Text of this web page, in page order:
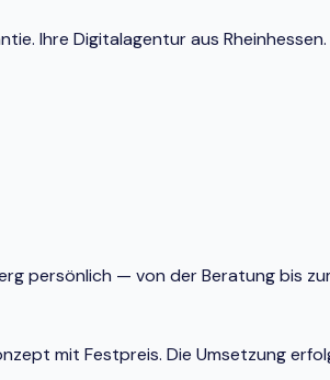
Ihre Digitalagentur aus Rheinhessen.
persönlich — von der Beratung bis
mit Festpreis. Die Umsetzung